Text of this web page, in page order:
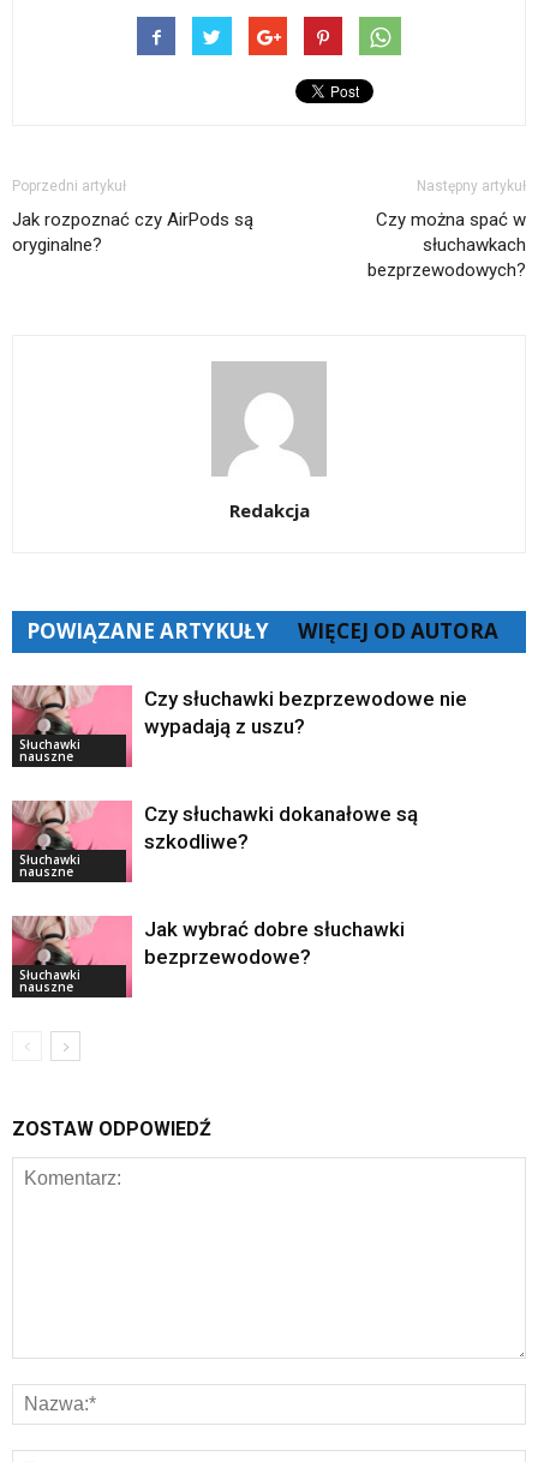
oknie) przez
mail(Otwiera
się
w
nowym
oknie)
się
nowym
oknie)
Poprzedni artykuł
Jak rozpoznać czy AirPods są
oryginalne?
Następny artykuł
Czy można spać w
słuchawkach
bezprzewodowych?
Redakcja
POWIĄZANE ARTYKUŁY WIĘCEJ OD AUTORA
Słuchawki
nauszne
Czy słuchawki bezprzewodowe nie
wypadają z uszu?
Słuchawki
nauszne
Czy słuchawki dokanałowe są
szkodliwe?
Słuchawki
nauszne
Jak wybrać dobre słuchawki
bezprzewodowe?
ZOSTAW ODPOWIEDŹ